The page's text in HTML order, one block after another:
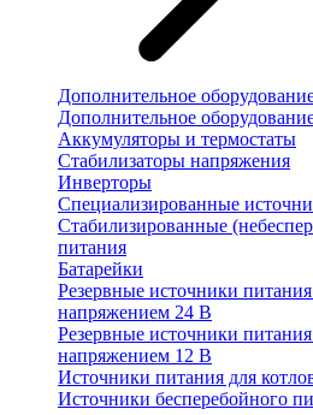
Дополнительное
Дополнительное
Аккумуляторы и термостаты
Стабилизаторы напряжения
Инверторы
Специализированные
Стабилизированные
питания
Батарейки
Резервные источники
напряжением 24 В
Резервные источники
напряжением 12 В
Источники питания для
Источники бесперебойного